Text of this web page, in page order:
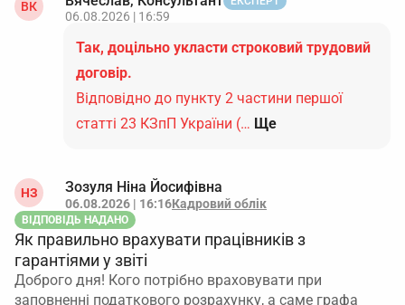
ВК
06.08.2026 | 16:59
Так, доцільно укласти строковий трудовий
договір.
Відповідно до пункту 2 частини першої
статті 23 КЗпП України (… Ще
НЗ Зозуля Ніна Йосифівна
06.08.2026 | 16:16Кадровий облік
ВІДПОВІДЬ НАДАНО
Як правильно врахувати працівників з
гарантіями у звіті
Доброго дня! Кого потрібно враховувати при
заповненні податкового розрахунку, а саме графа